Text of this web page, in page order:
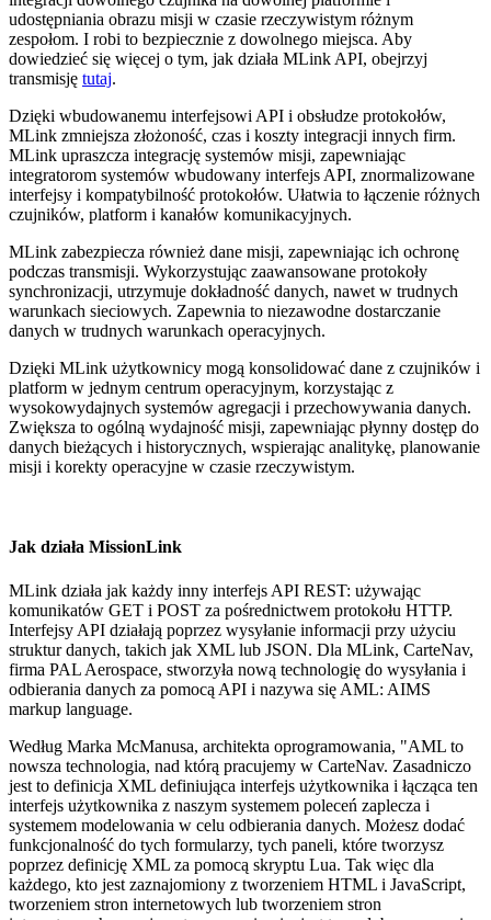
udostępniania obrazu misji w czasie rzeczywistym różnym
zespołom. I robi to bezpiecznie z dowolnego miejsca. Aby
dowiedzieć się więcej o tym, jak działa MLink API, obejrzyj
transmisję tutaj.
Dzięki wbudowanemu interfejsowi API i obsłudze protokołów,
MLink zmniejsza złożoność, czas i koszty integracji innych firm.
MLink upraszcza integrację systemów misji, zapewniając
integratorom systemów wbudowany interfejs API, znormalizowane
interfejsy i kompatybilność protokołów. Ułatwia to łączenie różnych
czujników, platform i kanałów komunikacyjnych.
MLink zabezpiecza również dane misji, zapewniając ich ochronę
podczas transmisji. Wykorzystując zaawansowane protokoły
synchronizacji, utrzymuje dokładność danych, nawet w trudnych
warunkach sieciowych. Zapewnia to niezawodne dostarczanie
danych w trudnych warunkach operacyjnych.
Dzięki MLink użytkownicy mogą konsolidować dane z czujników i
platform w jednym centrum operacyjnym, korzystając z
wysokowydajnych systemów agregacji i przechowywania danych.
Zwiększa to ogólną wydajność misji, zapewniając płynny dostęp do
danych bieżących i historycznych, wspierając analitykę, planowanie
misji i korekty operacyjne w czasie rzeczywistym.
Jak działa MissionLink
MLink działa jak każdy inny interfejs API REST: używając
komunikatów GET i POST za pośrednictwem protokołu HTTP.
Interfejsy API działają poprzez wysyłanie informacji przy użyciu
struktur danych, takich jak XML lub JSON. Dla MLink, CarteNav,
firma PAL Aerospace, stworzyła nową technologię do wysyłania i
odbierania danych za pomocą API i nazywa się AML: AIMS
markup language.
Według Marka McManusa, architekta oprogramowania, "AML to
nowsza technologia, nad którą pracujemy w CarteNav. Zasadniczo
jest to definicja XML definiująca interfejs użytkownika i łącząca ten
interfejs użytkownika z naszym systemem poleceń zaplecza i
systemem modelowania w celu odbierania danych. Możesz dodać
funkcjonalność do tych formularzy, tych paneli, które tworzysz
poprzez definicję XML za pomocą skryptu Lua. Tak więc dla
każdego, kto jest zaznajomiony z tworzeniem HTML i JavaScript,
tworzeniem stron internetowych lub tworzeniem stron